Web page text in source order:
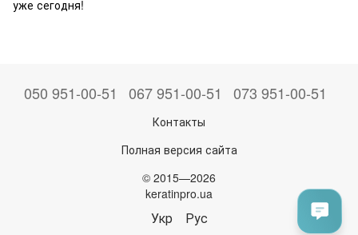
уже сегодня!
050 951-00-51 067 951-00-51 073 951-00-51
Контакты
Полная версия сайта
© 2015—2026
keratinpro.ua
Укр Рус